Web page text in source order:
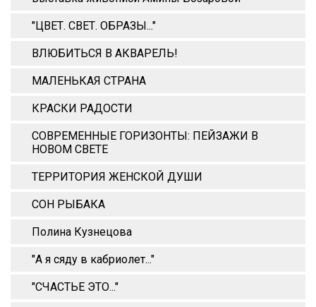
"ЦВЕТ. СВЕТ. ОБРАЗЫ..."
ВЛЮБИТЬСЯ В АКВАРЕЛЬ!
МАЛЕНЬКАЯ СТРАНА
КРАСКИ РАДОСТИ
СОВРЕМЕННЫЕ ГОРИЗОНТЫ: ПЕЙЗАЖИ В
НОВОМ СВЕТЕ
ТЕРРИТОРИЯ ЖЕНСКОЙ ДУШИ
СОН РЫБАКА
Полина Кузнецова
"А я сяду в кабриолет..."
"СЧАСТЬЕ ЭТО..."